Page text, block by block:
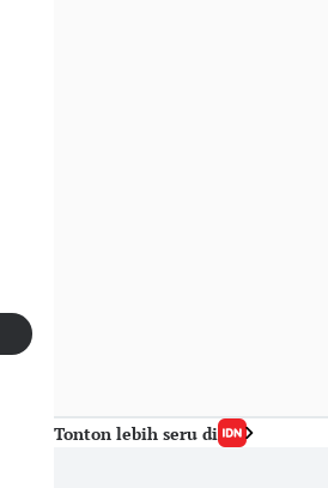
Tonton lebih seru di